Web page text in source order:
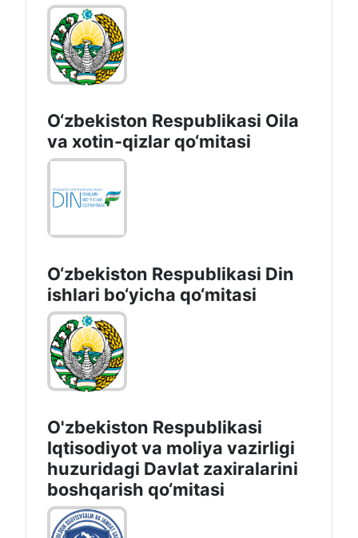
O‘zbekiston Respublikasi Oila
va xotin-qizlar qo‘mitasi
O‘zbekiston Respublikаsi Din
ishlаri bo‘yichа qo‘mitаsi
O'zbekiston Respublikasi
Iqtisodiyot va moliya vazirligi
huzuridаgi Dаvlаt zаxirаlаrini
boshqаrish qo‘mitаsi